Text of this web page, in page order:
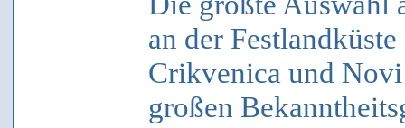
an der
Crikvenica und
großen